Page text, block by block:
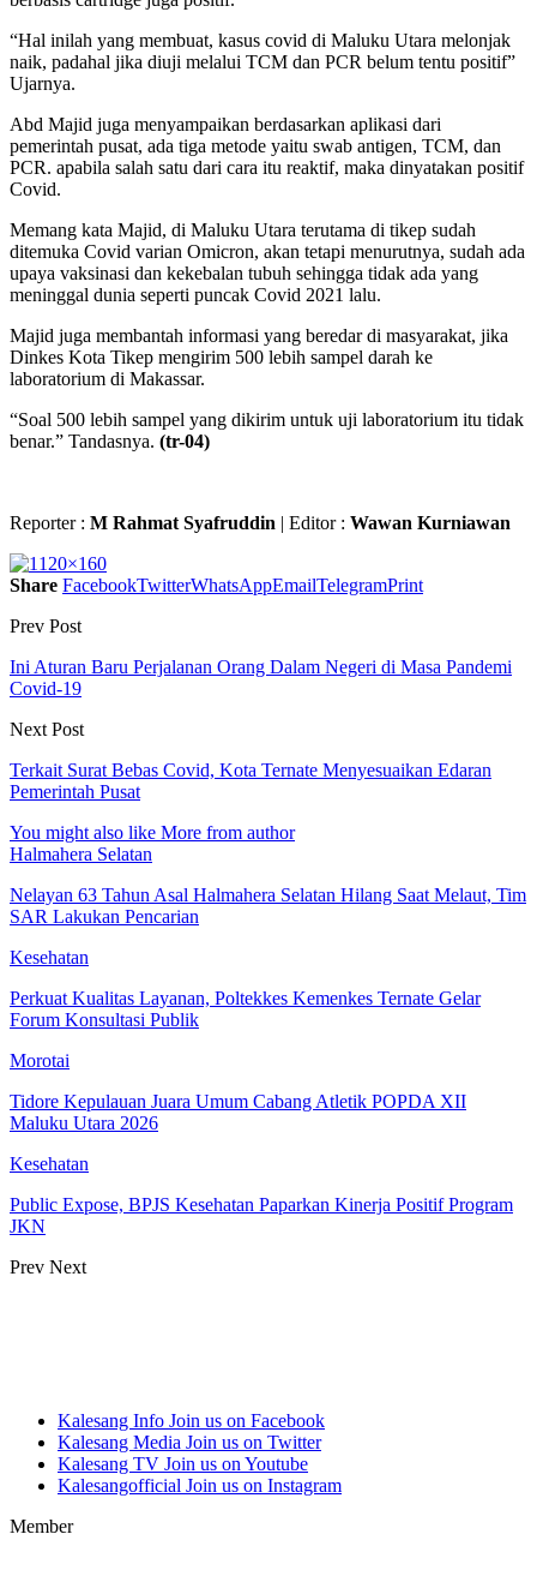
“Hal inilah yang membuat, kasus covid di Maluku Utara melonjak
naik, padahal jika diuji melalui TCM dan PCR belum tentu positif”
Ujarnya.
Abd Majid juga menyampaikan berdasarkan aplikasi dari
pemerintah pusat, ada tiga metode yaitu swab antigen, TCM, dan
PCR. apabila salah satu dari cara itu reaktif, maka dinyatakan positif
Covid.
Memang kata Majid, di Maluku Utara terutama di tikep sudah
ditemuka Covid varian Omicron, akan tetapi menurutnya, sudah ada
upaya vaksinasi dan kekebalan tubuh sehingga tidak ada yang
meninggal dunia seperti puncak Covid 2021 lalu.
Majid juga membantah informasi yang beredar di masyarakat, jika
Dinkes Kota Tikep mengirim 500 lebih sampel darah ke
laboratorium di Makassar.
“Soal 500 lebih sampel yang dikirim untuk uji laboratorium itu tidak
benar.” Tandasnya. (tr-04)
Reporter : M Rahmat Syafruddin | Editor : Wawan Kurniawan
Share FacebookTwitterWhatsAppEmailTelegramPrint
Prev Post
Ini Aturan Baru Perjalanan Orang Dalam Negeri di Masa Pandemi
Covid-19
Next Post
Terkait Surat Bebas Covid, Kota Ternate Menyesuaikan Edaran
Pemerintah Pusat
You might also like More from author
Halmahera Selatan
Nelayan 63 Tahun Asal Halmahera Selatan Hilang Saat Melaut, Tim
SAR Lakukan Pencarian
Kesehatan
Perkuat Kualitas Layanan, Poltekkes Kemenkes Ternate Gelar
Forum Konsultasi Publik
Morotai
Tidore Kepulauan Juara Umum Cabang Atletik POPDA XII
Maluku Utara 2026
Kesehatan
Public Expose, BPJS Kesehatan Paparkan Kinerja Positif Program
JKN
Prev Next
Kalesang Info Join us on Facebook
Kalesang Media Join us on Twitter
Kalesang TV Join us on Youtube
Kalesangofficial Join us on Instagram
Member